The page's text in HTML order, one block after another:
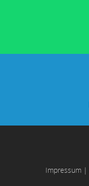
Impressum |